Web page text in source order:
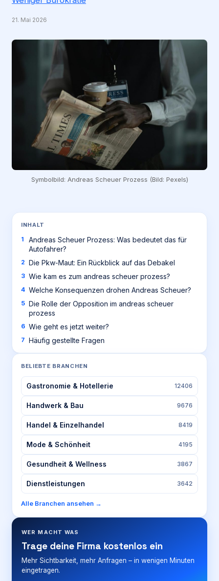
21. Mai 2026
Symbolbild: Andreas Scheuer Prozess (Bild: Pexels)
INHALT
Andreas Scheuer Prozess: Was bedeutet das für
Autofahrer?
Die Pkw-Maut: Ein Rückblick auf das Debakel
Wie kam es zum andreas scheuer prozess?
Welche Konsequenzen drohen Andreas Scheuer?
Die Rolle der Opposition im andreas scheuer
prozess
Wie geht es jetzt weiter?
Häufig gestellte Fragen
BELIEBTE BRANCHEN
Gastronomie & Hotellerie 12406
Handwerk & Bau 9676
Handel & Einzelhandel 8419
Mode & Schönheit 4195
Gesundheit & Wellness 3867
Dienstleistungen 3642
Alle Branchen ansehen →
WER MACHT WAS
Trage deine Firma kostenlos ein
Mehr Sichtbarkeit, mehr Anfragen – in wenigen Minuten
eingetragen.